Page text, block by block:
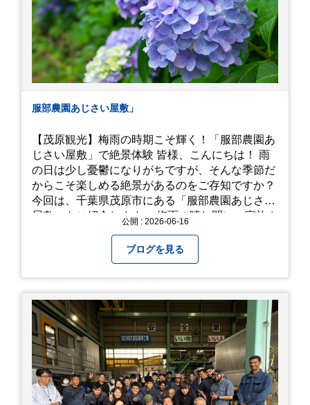
服部農園あじさい屋敷」
【茂原観光】梅雨の時期こそ輝く！「服部農園あ
じさい屋敷」で絶景体験 皆様、こんにちは！ 雨
の日は少し憂鬱になりがちですが、そんな季節だ
からこそ楽しめる絶景があるのをご存知ですか？
今回は、千葉県茂原市にある「服部農園あじさい
屋敷」をご紹介します。 梅雨の晴れ間に、家族や
め尽くす「あじさい」 服部農園あじさい屋敷の魅
力は、なんといってもそのスケール感。約18,000
平方メートルの広大な敷地に、なんと250種類以
上・約20,000株ものアジサイが植えられていま
す。 山肌を埋め尽くすように咲き誇るブルー、ピ
ンク、紫のアジサイは圧巻の一言。 歩道が整備さ
れているので、アジサイの中に囲まれるような感
覚で散策を楽しめます。 写真好きにはたまらない
「フォトジェニック」な景色 あじさい屋敷は、ど
こを切り取っても絵になる場所ばかり。 高い場所
公開 : 2026-06-16
ブログを見る